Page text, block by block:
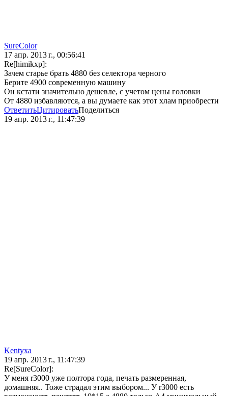
SureColor
17 апр. 2013 г., 00:56:41
Re[himikxp]:
Зачем старье брать 4880 без селектора черного
Берите 4900 современную машину
Он кстати значительно дешевле, с учетом цены головки
От 4880 избавляются, а вы думаете как этот хлам приобрести
ОтветитьЦитироватьПоделиться
19 апр. 2013 г., 11:47:39
Kentyxa
19 апр. 2013 г., 11:47:39
Re[SureColor]:
У меня r3000 уже полтора года, печать размеренная,
домашняя.. Тоже страдал этим выбором... У r3000 есть